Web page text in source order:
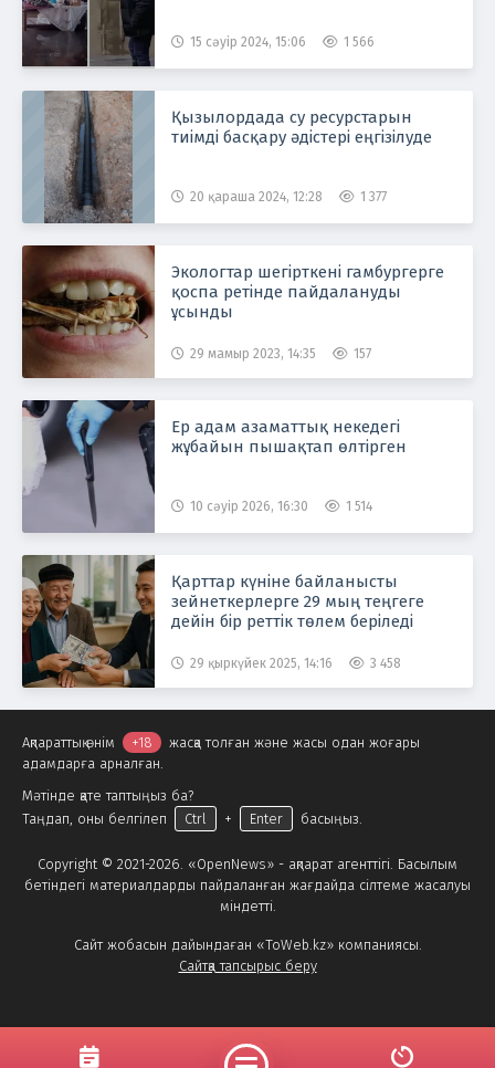
15 сәуір 2024, 15:06 1 566
Қызылордада су ресурстарын
тиімді басқару әдістері еңгізілуде
20 қараша 2024, 12:28 1 377
Экологтар шегірткені гамбургерге
қоспа ретінде пайдалануды
ұсынды
29 мамыр 2023, 14:35 157
Ер адам азаматтық некедегі
жұбайын пышақтап өлтірген
10 сәуір 2026, 16:30 1 514
Қарттар күніне байланысты
зейнеткерлерге 29 мың теңгеге
дейін бір реттік төлем беріледі
29 қыркүйек 2025, 14:16 3 458
Copyright © 2021-2026. «OpenNews» - ақпарат агенттігі. Басылым
бетіндегі материалдарды пайдаланған жағдайда сілтеме жасалуы
міндетті.
Сайт жобасын дайындаған «ToWeb.kz» компаниясы.
Сайтқа тапсырыс беру
Ақпараттық өнім +18
жасқа толған және жасы одан жоғары
адамдарға арналған.
Мәтінде қате таптыңыз ба?
Таңдап, оны белгілеп
Ctrl + Enter басыңыз.